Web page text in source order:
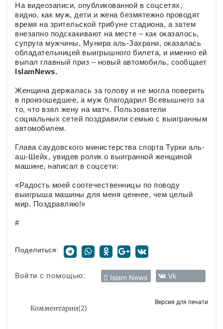
На видеозаписи, опубликованной в соцсетях,
видно, как муж, дети и жена безмятежно проводят
время на зрительской трибуне стадиона, а затем
внезапно подскакивают на месте – как оказалось,
супруга мужчины, Мунира аль-Захрани, оказалась
обладательницей выигрышного билета, и именно ей
выпал главный приз – новый автомобиль, сообщает
IslamNews.
Женщина держалась за голову и не могла поверить
в произошедшее, а муж благодарил Всевышнего за
то, что взял жену на матч. Пользователи
социальных сетей поздравили семью с выигранным
автомобилем.
Глава саудовского министерства спорта Турки аль-
аш-Шейх, увидев ролик о выигранной женщиной
машине, написал в соцсети:
«Радость моей соотечественницы по поводу
выигрыша машины для меня ценнее, чем целый
мир. Поздравляю!»
#
Поделиться:
Войти с помощью: Islam News Vk
Комментарии(2)
Версия для печати